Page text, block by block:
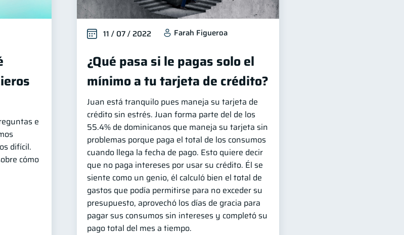
e
difícil.
cómo
11 / 07 / 2022 Farah Figueroa
¿Qué pasa si le pagas solo el
mínimo a tu tarjeta de crédito?
Juan está tranquilo pues maneja su tarjeta de
crédito sin estrés. Juan forma parte del de los
55.4% de dominicanos que maneja su tarjeta sin
problemas porque paga el total de los consumos
cuando llega la fecha de pago. Esto quiere decir
que no paga intereses por usar su crédito. Él se
siente como un genio, él calculó bien el total de
gastos que podía permitirse para no exceder su
presupuesto, aprovechó los días de gracia para
pagar sus consumos sin intereses y completó su
pago total del mes a tiempo.